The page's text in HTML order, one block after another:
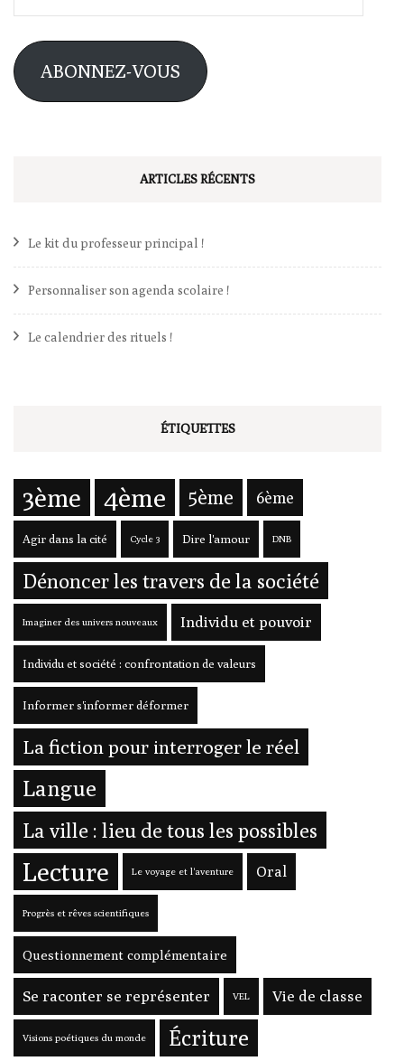
e-
mail
ABONNEZ-VOUS
ARTICLES RÉCENTS
Le kit du professeur principal !
Personnaliser son agenda scolaire !
Le calendrier des rituels !
ÉTIQUETTES
3ème 4ème 5ème 6ème
Agir dans la cité Cycle 3 Dire l'amour DNB
Dénoncer les travers de la société
Imaginer des univers nouveaux Individu et pouvoir
Individu et société : confrontation de valeurs
Informer s'informer déformer
La fiction pour interroger le réel
Langue
La ville : lieu de tous les possibles
Lecture Le voyage et l'aventure Oral
Progrès et rêves scientifiques
Questionnement complémentaire
Se raconter se représenter VEL Vie de classe
Visions poétiques du monde Écriture